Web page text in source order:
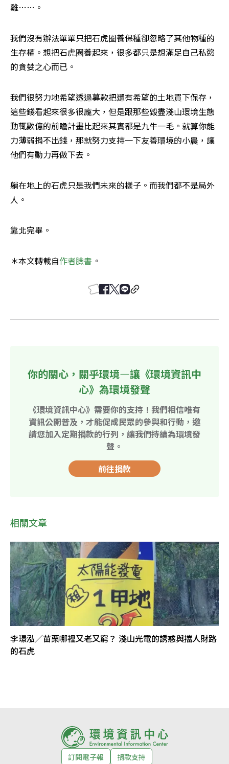
雞……。
我們沒有辦法單單只把石虎圈養保種卻忽略了其他物種的
生存權。想把石虎圈養起來，很多都只是想滿足自己私慾
的貪婪之心而已。
我們很努力地希望透過募款把還有希望的土地買下保存，
這些錢看起來很多很龐大，但是跟那些毀盡淺山環境生態
動輒數億的前瞻計畫比起來其實都是九牛一毛。就算你能
力薄弱捐不出錢，那就努力支持一下友善環境的小農，讓
他們有動力再做下去。
躺在地上的石虎只是我們未來的樣子。而我們都不是局外
人。
靠北完畢。
＊本文轉載自作者臉書 。
你的關心，關乎環境—讓《環境資訊中
心》為環境發聲
《環境資訊中心》需要你的支持！我們相信唯有
資訊公開普及，才能促成民眾的參與和行動，邀
請您加入定期捐款的行列，讓我們持續為環境發
聲。
前往捐款
相關文章
李璟泓／苗栗哪裡又老又窮？ 淺山光電的誘惑與擋人財路
的石虎
訂閱電子報 捐款支持